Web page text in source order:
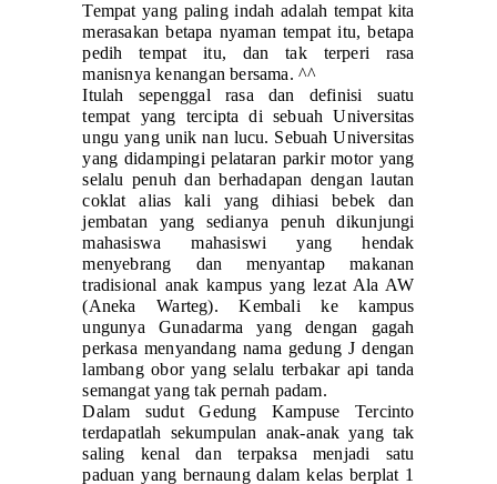
Tempat yang paling indah adalah tempat kita
merasakan betapa nyaman tempat itu, betapa
pedih tempat itu, dan tak terperi rasa
manisnya kenangan bersama. ^^
Itulah sepenggal rasa dan definisi suatu
tempat yang tercipta di sebuah Universitas
ungu yang unik nan lucu. Sebuah Universitas
yang didampingi pelataran parkir motor yang
selalu penuh dan berhadapan dengan lautan
coklat alias kali yang dihiasi bebek dan
jembatan yang sedianya penuh dikunjungi
mahasiswa mahasiswi yang hendak
menyebrang dan menyantap makanan
tradisional anak kampus yang lezat Ala AW
(Aneka Warteg). Kembali ke kampus
ungunya Gunadarma yang dengan gagah
perkasa menyandang nama gedung J dengan
lambang obor yang selalu terbakar api tanda
semangat yang tak pernah padam.
Dalam sudut Gedung Kampuse Tercinto
terdapatlah sekumpulan anak-anak yang tak
saling kenal dan terpaksa menjadi satu
paduan yang bernaung dalam kelas berplat 1